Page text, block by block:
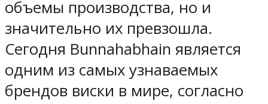
объемы производства, но и
значительно их превзошла.
Сегодня Bunnahabhain является
одним из самых узнаваемых
брендов виски в мире, согласно